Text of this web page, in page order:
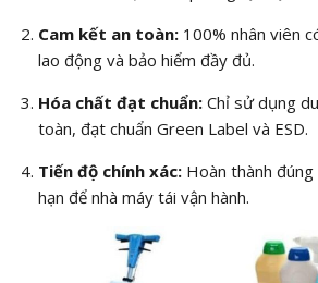
Cam kết an toàn:100% nhân viên
lao động và bảo hiểm đầy đủ.
Hóa chất đạt chuẩn:Chỉ sử dụng
toàn, đạt chuẩn Green Label và ESD.
Tiến độ chính xác:Hoàn thành đúng
hạn để nhà máy tái vận hành.